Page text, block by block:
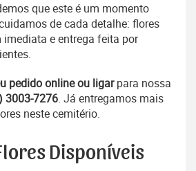
que este é um momento
de cada detalhe: flores
e entrega feita por
pedido online ou ligarpara nossa
3003-7276. Já entregamos mais
neste cemitério.
Disponíveis